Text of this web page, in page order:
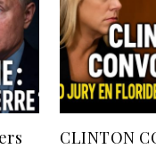
CLINTON